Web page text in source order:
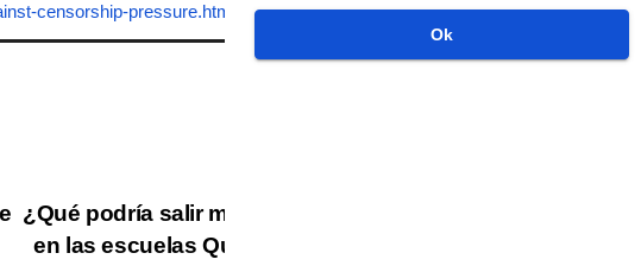
Ok
censorship-pressure.html
¿Qué podría salir mal? Enseñaran
en las escuelas Qué noticias son